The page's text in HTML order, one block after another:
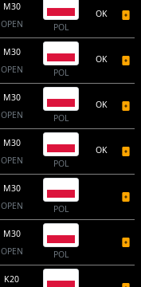
M30
OPEN
POL
OK
M30
OPEN
POL
OK
M30
OPEN
POL
OK
M30
OPEN
POL
OK
M30
OPEN
POL
M30
OPEN
POL
K20